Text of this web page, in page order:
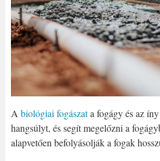
A biológiai fogászata fogágy és az íny
hangsúlyt, és segít megelőzni a
alapvetően befolyásolják a fogak